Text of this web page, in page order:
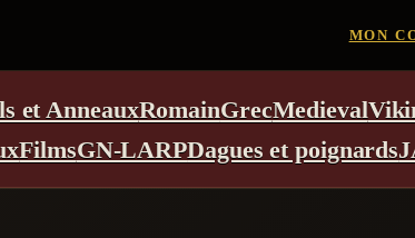
MON
et AnneauxRomainGrecMedieval
FilmsGN-LARPDagues et poignards